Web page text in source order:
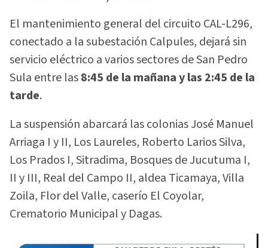
El mantenimiento general del circuito CAL-L296,
conectado a la subestación Calpules, dejará sin
servicio eléctrico a varios sectores de San Pedro
Sula entre las8:45 de la mañana y las 2:45 de la
tarde.
La suspensión abarcará las colonias José Manuel
Arriaga I y II, Los Laureles, Roberto Larios Silva,
Los Prados I, Sitradima, Bosques de Jucutuma I,
II y III, Real del Campo II, aldea Ticamaya, Villa
Zoila, Flor del Valle, caserío El Coyolar,
Crematorio Municipal y Dagas.